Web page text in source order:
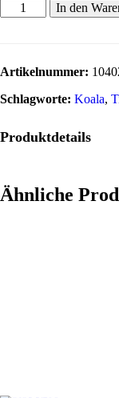
In den
Artikelnummer:
Schlagworte: Koala,
Produktdetails
Ähnliche